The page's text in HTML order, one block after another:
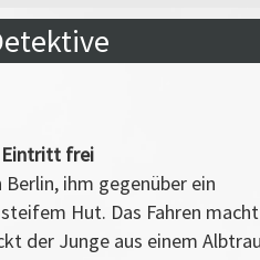
Eintritt frei
ihm gegenüber ein
Hut. Das Fahren macht
der Junge aus einem